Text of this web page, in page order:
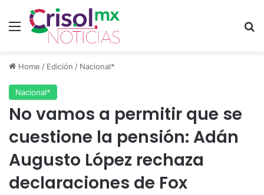
Menu
Home / Edición / Nacional*
Nacional*
No vamos a permitir que se
cuestione la pensión: Adán
Augusto López rechaza
declaraciones de Fox